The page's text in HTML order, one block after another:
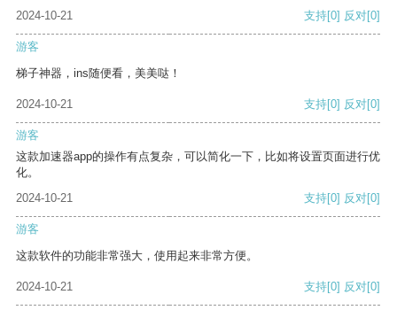
2024-10-21 支持[0] 反对[0]
游客
梯子神器，ins随便看，美美哒！
2024-10-21 支持[0] 反对[0]
游客
这款加速器app的操作有点复杂，可以简化一下，比如将设置页面进行优
化。
2024-10-21
支持[0] 反对[0]
游客
这款软件的功能非常强大，使用起来非常方便。
2024-10-21 支持[0] 反对[0]